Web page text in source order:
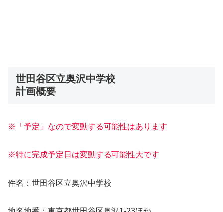
世田谷区立奥沢中学校
計画概要
※「予定」なので変動する可能性はあります
※特に完成予定日は変動する可能性大です
件名：世田谷区立奥沢中学校